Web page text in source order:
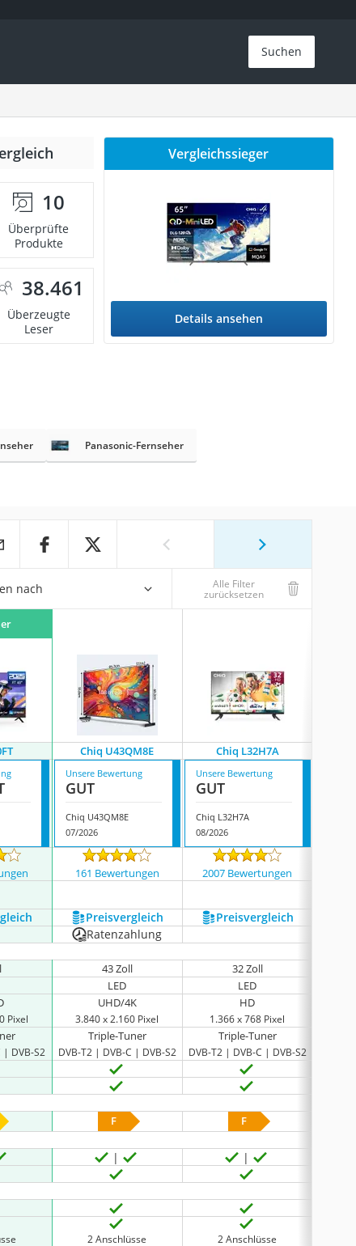
Suchen
10
Überprüfte
Produkte
38.461
Überzeugte
Leser
Vergleichssieger
Details ansehen
Panasonic-Fernseher
nach Alle Filter
zurücksetzen
Chiq U43QM8E Chiq L32H7A
Unsere Bewertung
GUT
Chiq U43QM8E
07/2026
Unsere Bewertung
GUT
Chiq L32H7A
08/2026
161 Bewertungen 2007 Bewertungen
anzeigen
Preis­vergleich Preis­vergleich
Ratenzahlung
43 Zoll
32 Zoll
LED
LED
Pixel
UHD/4K
3.840 x 2.160 Pixel
HD
1.366 x 768 Pixel
| DVB-S2
Triple-Tuner
DVB-T2 | DVB-C | DVB-S2
Triple-Tuner
DVB-T2 | DVB-C | DVB-S2
F
F
2 Anschlüsse 2 Anschlüsse